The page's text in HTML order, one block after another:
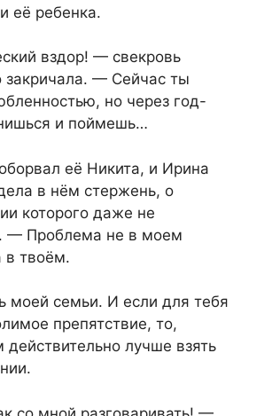
её ребенка.
вздор! — свекровь
закричала. — Сейчас ты
но через год-
и поймешь…
её Никита, и Ирина
в нём стержень, о
которого даже не
— Проблема не в моем
в твоём.
моей семьи. И если для тебя
препятствие, то,
лучше взять